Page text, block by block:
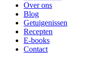
Over ons
Blog
Getuigenissen
Recepten
E-books
Contact